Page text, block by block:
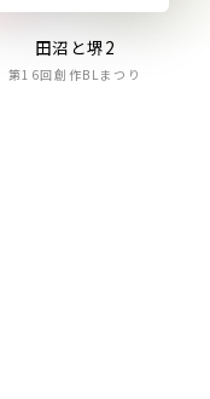
田沼と堺2
第16回創作BLまつり